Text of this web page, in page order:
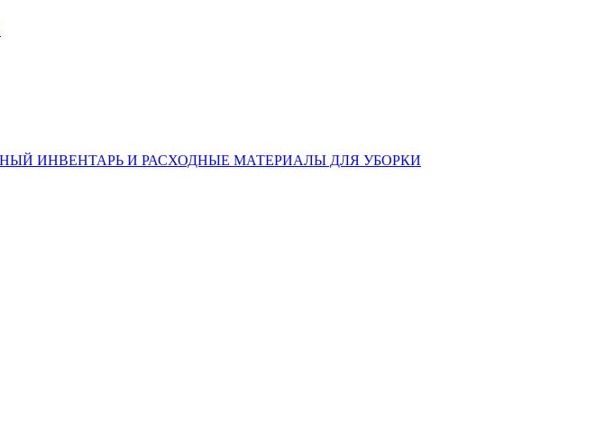
ИНВЕНТАРЬ И РАСХОДНЫЕ МАТЕРИАЛЫ ДЛЯ УБОРКИ